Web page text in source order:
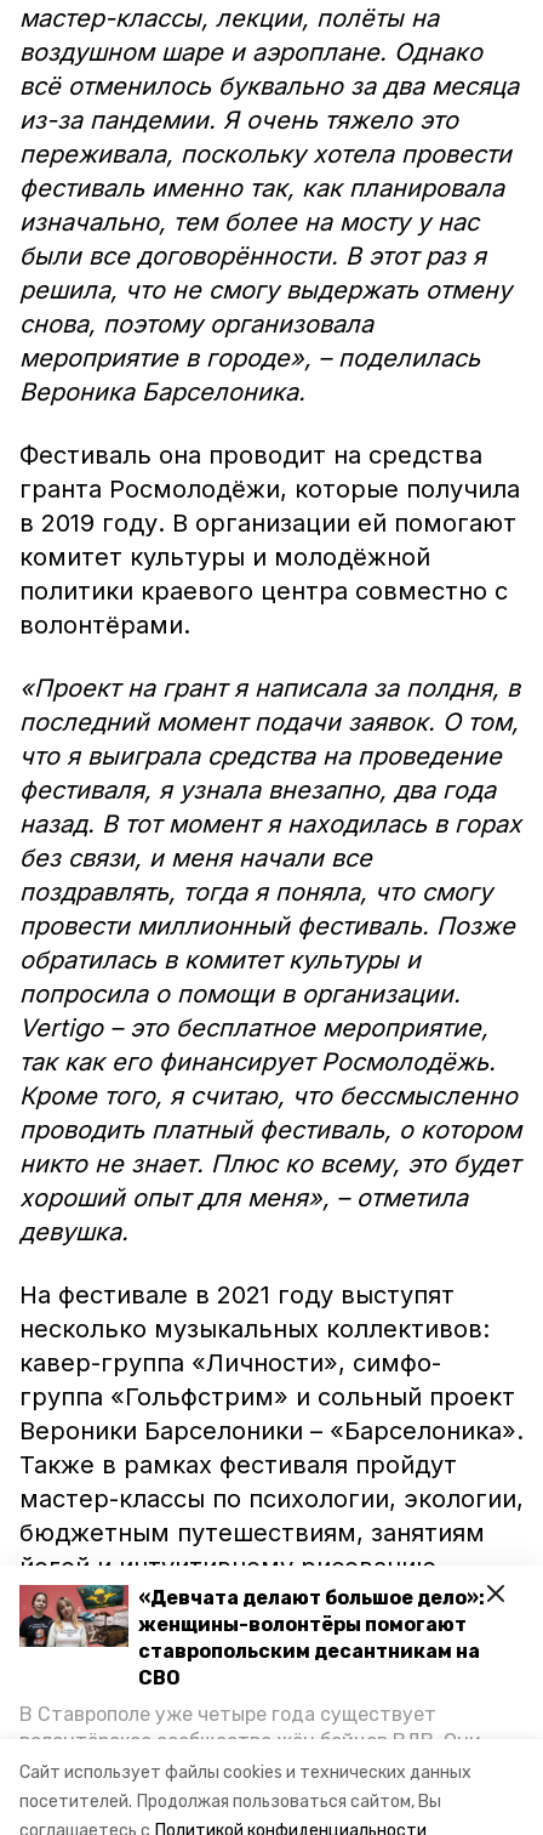
Сайт использует файлы cookies и технических данных
посетителей. Продолжая пользоваться сайтом, Вы
соглашаетесь с Политикой конфиденциальности
«Девчата делают большое дело»:
женщины-волонтёры помогают
ставропольским десантникам на
СВО
В Ставрополе уже четыре года существует
волонтёрское сообщество жён бойцов ВДВ. Они
организуют сборы вещей и продуктов для
участников спецоперации и лично отвозят всё это
на передовую. Девушки рассказали «Победе26», как
мастер-классы, лекции, полёты на
воздушном шаре и аэроплане. Однако
всё отменилось буквально за два месяца
из-за пандемии. Я очень тяжело это
переживала, поскольку хотела провести
фестиваль именно так, как планировала
изначально, тем более на мосту у нас
были все договорённости. В этот раз я
решила, что не смогу выдержать отмену
снова, поэтому организовала
мероприятие в городе», – поделилась
Вероника Барселоника.
Фестиваль она проводит на средства
гранта Росмолодёжи, которые получила
в 2019 году. В организации ей помогают
комитет культуры и молодёжной
политики краевого центра совместно с
волонтёрами.
«Проект на грант я написала за полдня, в
последний момент подачи заявок. О том,
что я выиграла средства на проведение
фестиваля, я узнала внезапно, два года
назад. В тот момент я находилась в горах
без связи, и меня начали все
поздравлять, тогда я поняла, что смогу
провести миллионный фестиваль. Позже
обратилась в комитет культуры и
попросила о помощи в организации.
Vertigo – это бесплатное мероприятие,
так как его финансирует Росмолодёжь.
Кроме того, я считаю, что бессмысленно
проводить платный фестиваль, о котором
никто не знает. Плюс ко всему, это будет
хороший опыт для меня», – отметила
девушка.
На фестивале в 2021 году выступят
несколько музыкальных коллективов:
кавер-группа «Личности», симфо-
группа «Гольфстрим» и сольный проект
Вероники Барселоники – «Барселоника».
Также в рамках фестиваля пройдут
мастер-классы по психологии, экологии,
бюджетным путешествиям, занятиям
йогой и интуитивному рисованию.
Одним из самых ярких моментов
фестиваля обещают стать барабанное и
огненное шоу.
Более подробно ознакомиться с
программой мероприятия можно на его
официальной странице вInstagram